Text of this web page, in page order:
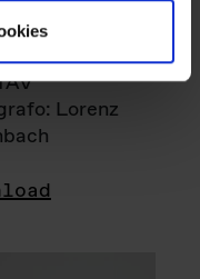
Lorenz